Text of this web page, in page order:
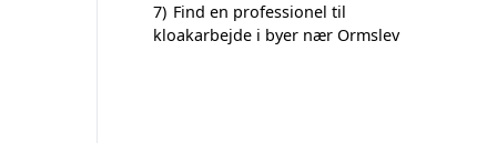
7) Find en professionel til
kloakarbejde i byer nær Ormslev